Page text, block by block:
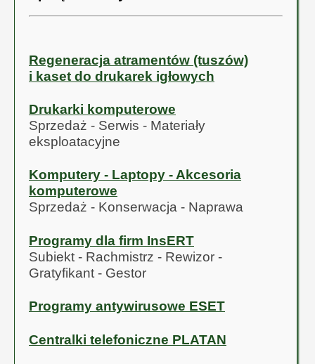
z glinki zaszczepionej
probiotykami. Wyrób
naturalny. (Atest PZH
HR/B/97/2013)
Regeneracja atramentów (tuszów)
i kaset do drukarek igłowych
Drukarki komputerowe
Sprzedaż - Serwis - Materiały
eksploatacyjne
Komputery - Laptopy - Akcesoria
komputerowe
Sprzedaż - Konserwacja - Naprawa
Programy dla firm InsERT
Subiekt - Rachmistrz - Rewizor -
Gratyfikant - Gestor
Programy antywirusowe ESET
Centralki telefoniczne PLATAN